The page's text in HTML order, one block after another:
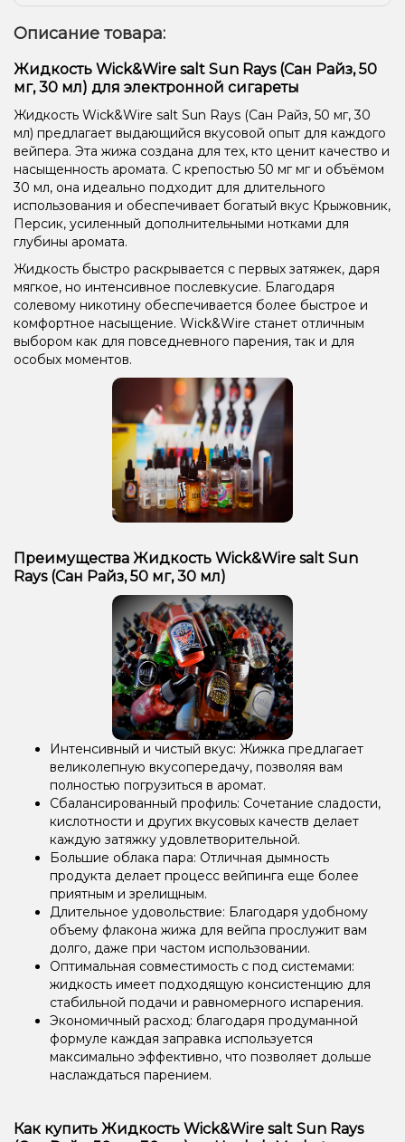
Описание товара:
Жидкость Wick&Wire salt Sun Rays (Сан Райз, 50
мг, 30 мл) для электронной сигареты
Жидкость Wick&Wire salt Sun Rays (Сан Райз, 50 мг, 30
мл) предлагает выдающийся вкусовой опыт для каждого
вейпера. Эта жижа создана для тех, кто ценит качество и
насыщенность аромата. С крепостью 50 мг мг и объёмом
30 мл, она идеально подходит для длительного
использования и обеспечивает богатый вкус Крыжовник,
Персик, усиленный дополнительными нотками для
глубины аромата.
Жидкость быстро раскрывается с первых затяжек, даря
мягкое, но интенсивное послевкусие. Благодаря
солевому никотину обеспечивается более быстрое и
комфортное насыщение. Wick&Wire станет отличным
выбором как для повседневного парения, так и для
особых моментов.
Преимущества Жидкость Wick&Wire salt Sun
Rays (Сан Райз, 50 мг, 30 мл)
Интенсивный и чистый вкус: Жижка предлагает
великолепную вкусопередачу, позволяя вам
полностью погрузиться в аромат.
Сбалансированный профиль: Сочетание сладости,
кислотности и других вкусовых качеств делает
каждую затяжку удовлетворительной.
Большие облака пара: Отличная дымность
продукта делает процесс вейпинга еще более
приятным и зрелищным.
Длительное удовольствие: Благодаря удобному
объему флакона жижа для вейпа прослужит вам
долго, даже при частом использовании.
Оптимальная совместимость с под системами:
жидкость имеет подходящую консистенцию для
стабильной подачи и равномерного испарения.
Экономичный расход: благодаря продуманной
формуле каждая заправка используется
максимально эффективно, что позволяет дольше
наслаждаться парением.
Как купить Жидкость Wick&Wire salt Sun Rays